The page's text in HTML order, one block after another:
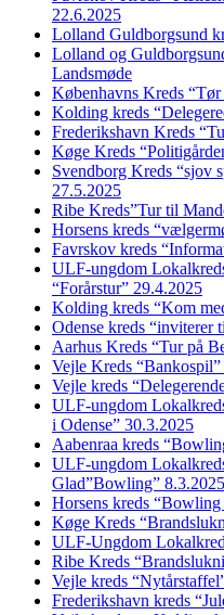
22.6.2025
Lolland Guldborgsund
Lolland og
Landsmøde
Københavns Kreds
Kolding kreds
Frederikshavn Kreds
Køge Kreds
Svendborg Kreds “sjov
27.5.2025
Ribe Kreds”Tur til
Horsens kreds
Favrskov kreds
ULF-ungdom
“Forårstur” 29.4.2025
Kolding kreds “Kom
Odense kreds “inviterer
Aarhus Kreds “Tur på
Vejle Kreds
Vejle kreds
ULF-ungdom
i Odense” 30.3.2025
Aabenraa kreds
ULF-ungdom
Glad”Bowling” 8.3.2025
Horsens kreds
Køge Kreds
ULF-Ungdom
Ribe Kreds
Vejle kreds
Frederikshavn kreds